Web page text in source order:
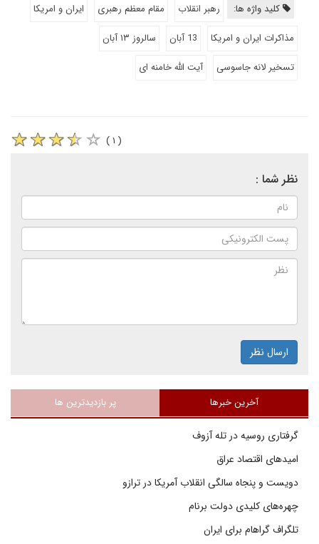
کلید واژه ها: رهبر انقلاب مقام معظم رهبری
ایران و امریکا
مذاکرات ایران و امریکا
13 آبان
سالروز ۱۳ آبان
تسخیر لانه جاسوسی
آیت الله خامنه ای
( ۱ )
نظر شما :
ارسال نظر
آخرین خبرها پر بازدیدترین ها
گرفتاری روسیه در تله آزوف
امیدهای اقتصاد عراق
دویست و پنجاه سالگی انقلاب آمریکا در ترازو
چهره‌های کلیدی دولت برنام
تلگراف گراهام برای ایران